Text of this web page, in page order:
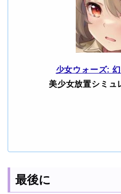
少女ウォーズ:
美少女放置シミュ
最後に